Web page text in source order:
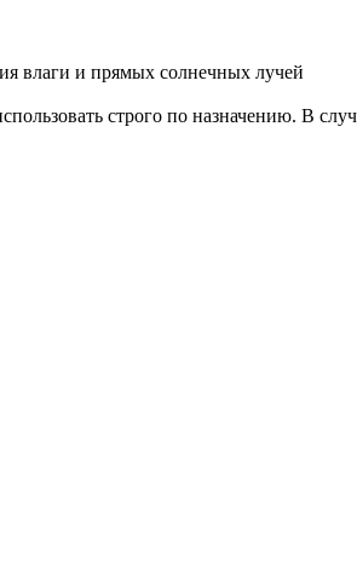
влаги и прямых солнечных лучей
строго по назначению. В